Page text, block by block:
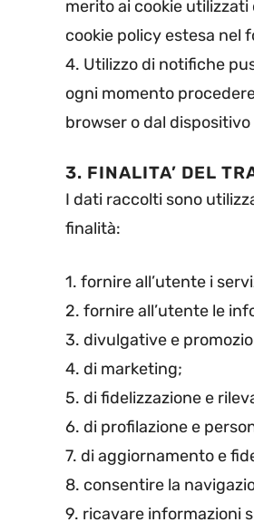
merito ai cookie
cookie policy estesa nel
4. Utilizzo di notifiche
ogni momento
browser o dal
3. FINALITA’ DEL
I dati raccolti sono
finalità:
1. fornire all’utente i
2. fornire all’utente le
3. divulgative e
4. di marketing;
5. di fidelizzazione e
6. di profilazione e
7. di aggiornamento e
8. consentire la
9. ricavare informazioni